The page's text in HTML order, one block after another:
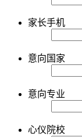
家长手机
意向国家
意向专业
心仪院校